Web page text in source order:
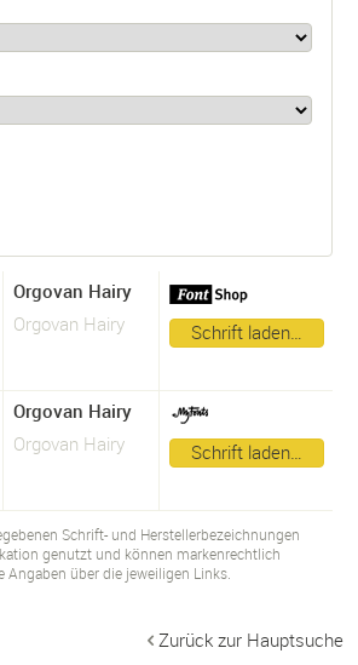
Orgovan Hairy
Orgovan Hairy
Schrift laden…
Orgovan Hairy
Orgovan Hairy
Schrift laden…
Schrift- und Herstellerbezeichnungen
genutzt und können markenrechtlich
Angaben über die jeweiligen Links.
Zurück zur Hauptsuche